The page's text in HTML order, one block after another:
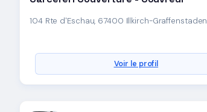
104 Rte d'Eschau, 67400 Illkirch-Graffenstaden
Voir le profil